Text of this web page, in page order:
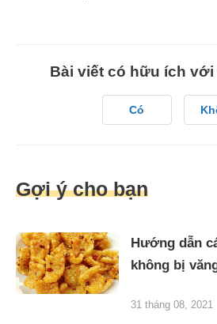
Bài viết có hữu ích
Có
Gợi ý cho bạn
Hướng dẫn
không bị
31 tháng 08, 2021